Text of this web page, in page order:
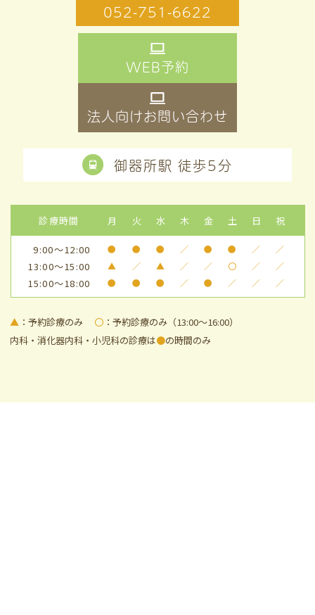
052-751-6622
WEB予約
法人向けお問い合わせ
御器所駅 徒歩5分
診療時間 月 火 水 木 金 土 日 祝
9:00～12:00 ● ● ● ／ ● ● ／ ／
13:00～15:00 ▲ ／ ▲ ／ ／ 〇 ／ ／
15:00～18:00 ● ● ● ／ ● ／ ／ ／
▲ ：予約診療のみ 〇 ：予約診療のみ（13:00～16:00）
内科・消化器内科・小児科の診療は●の時間のみ